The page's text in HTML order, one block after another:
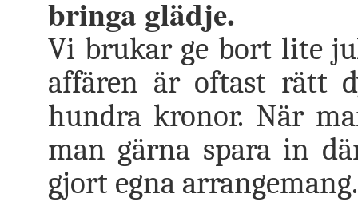
bringa glädje.
Vi brukar ge bort lite
affären är oftast rätt
hundra kronor. När
man gärna spara in
gjort egna arrangemang.